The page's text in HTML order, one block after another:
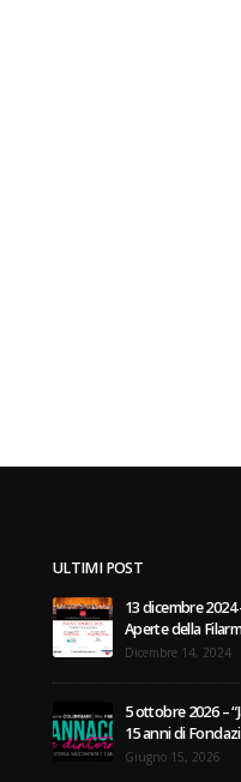
ULTIMI POST
13 dicembre
Aperte della
Dicembre 14, 2024
5 ottobre 2026 –
15 anni di
Giugno 15, 2026